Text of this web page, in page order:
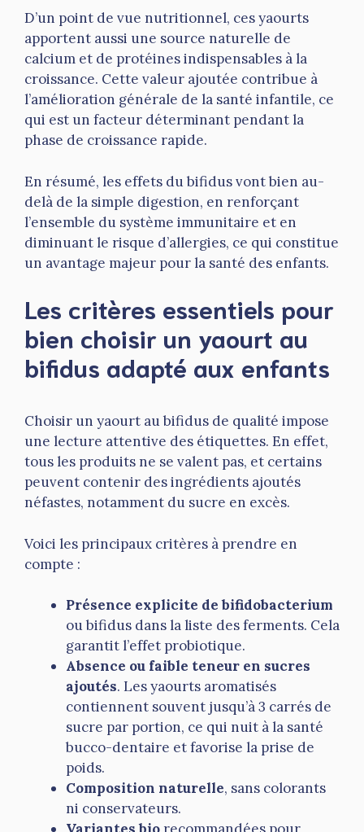
D’un point de vue nutritionnel, ces yaourts
apportent aussi une source naturelle de
calcium et de protéines indispensables à la
croissance. Cette valeur ajoutée contribue à
l’amélioration générale de la santé infantile, ce
qui est un facteur déterminant pendant la
phase de croissance rapide.
En résumé, les effets du bifidus vont bien au-
delà de la simple digestion, en renforçant
l’ensemble du système immunitaire et en
diminuant le risque d’allergies, ce qui constitue
un avantage majeur pour la santé des enfants.
Les critères essentiels pour
bien choisir un yaourt au
bifidus adapté aux enfants
Choisir un yaourt au bifidus de qualité impose
une lecture attentive des étiquettes. En effet,
tous les produits ne se valent pas, et certains
peuvent contenir des ingrédients ajoutés
néfastes, notamment du sucre en excès.
Voici les principaux critères à prendre en
compte :
Présence explicite de bifidobacterium
ou bifidus dans la liste des ferments. Cela
garantit l’effet probiotique.
Absence ou faible teneur en sucres
ajoutés. Les yaourts aromatisés
contiennent souvent jusqu’à 3 carrés de
sucre par portion, ce qui nuit à la santé
bucco-dentaire et favorise la prise de
poids.
Composition naturelle, sans colorants
ni conservateurs.